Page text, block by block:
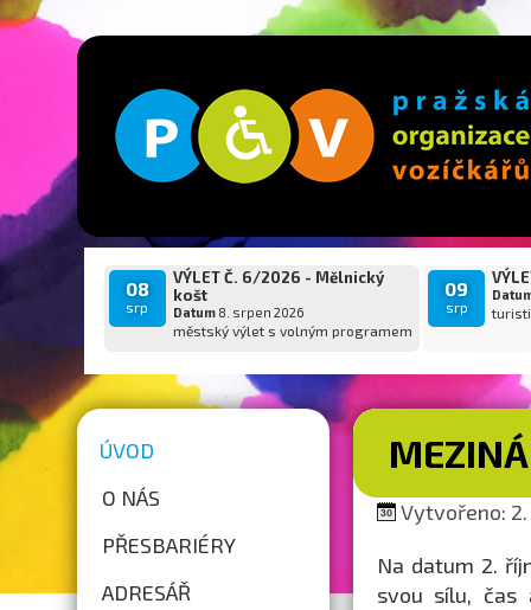
08
srp
VÝLET Č. 6/2026 - Mělnický
košt
Datum8. srpen 2026
městský výlet s volným programem
09
srp
ÚVOD
O NÁS
PŘESBARIÉRY
ADRESÁŘ
Vytvořeno: 2.
Na datum 2.
svou sílu, čas